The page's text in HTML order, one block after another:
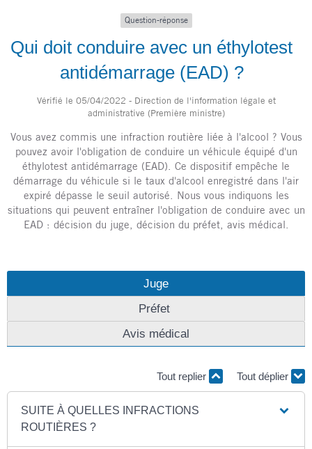
Question-réponse
Qui doit conduire avec un éthylotest
antidémarrage (EAD) ?
Vérifié le 05/04/2022 - Direction de l'information légale et
administrative (Première ministre)
Vous avez commis une infraction routière liée à l'alcool ? Vous
pouvez avoir l'obligation de conduire un véhicule équipé d'un
éthylotest antidémarrage (EAD). Ce dispositif empêche le
démarrage du véhicule si le taux d'alcool enregistré dans l'air
expiré dépasse le seuil autorisé. Nous vous indiquons les
situations qui peuvent entraîner l'obligation de conduire avec un
EAD : décision du juge, décision du préfet, avis médical.
Juge
Préfet
Avis médical
Tout replier Tout déplier
SUITE À QUELLES INFRACTIONS
ROUTIÈRES ?